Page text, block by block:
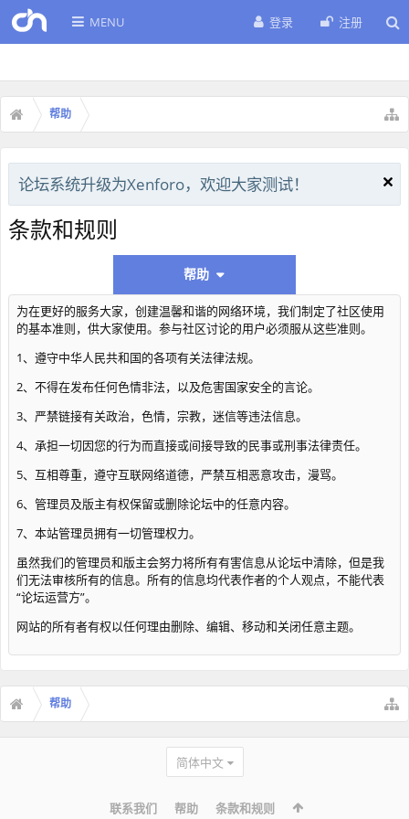
MENU 登录 注册
帮助
论坛系统升级为Xenforo，欢迎大家测试！
条款和规则
帮助
为在更好的服务大家，创建温馨和谐的网络环境，我们制定了社区使用
的基本准则，供大家使用。参与社区讨论的用户必须服从这些准则。
1、遵守中华人民共和国的各项有关法律法规。
2、不得在发布任何色情非法，以及危害国家安全的言论。
3、严禁链接有关政治，色情，宗教，迷信等违法信息。
4、承担一切因您的行为而直接或间接导致的民事或刑事法律责任。
5、互相尊重，遵守互联网络道德，严禁互相恶意攻击，漫骂。
6、管理员及版主有权保留或删除论坛中的任意内容。
7、本站管理员拥有一切管理权力。
虽然我们的管理员和版主会努力将所有有害信息从论坛中清除，但是我
们无法审核所有的信息。所有的信息均代表作者的个人观点，不能代表
“论坛运营方”。
网站的所有者有权以任何理由删除、编辑、移动和关闭任意主题。
帮助
简体中文
联系我们 帮助 条款和规则